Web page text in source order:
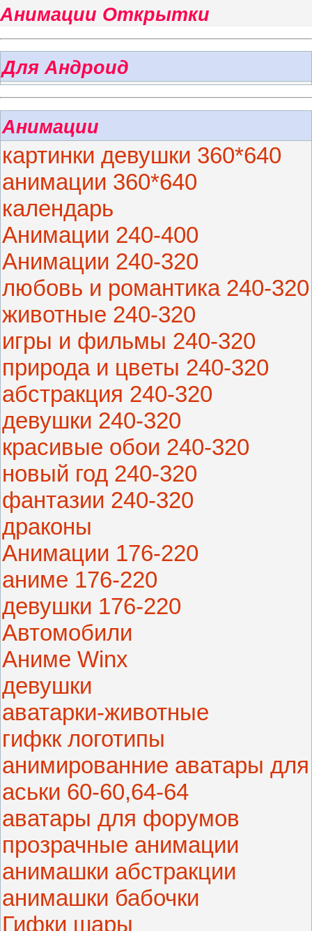
Анимации Открытки
Для Андроид
Анимации
картинки девушки 360*640
анимации 360*640
календарь
Анимации 240-400
Анимации 240-320
любовь и романтика 240-320
животные 240-320
игры и фильмы 240-320
природа и цветы 240-320
абстракция 240-320
девушки 240-320
красивые обои 240-320
новый год 240-320
фантазии 240-320
драконы
Анимации 176-220
аниме 176-220
девушки 176-220
Автомобили
Аниме Winx
девушки
аватарки-животные
гифкк логотипы
анимированние аватары для
аськи 60-60,64-64
аватары для форумов
прозрачные анимации
анимашки абстракции
анимашки бабочки
Гифки шары